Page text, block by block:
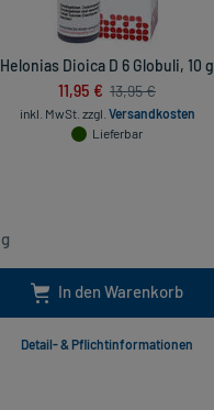
Helonias Dioica D 6 Globuli, 10 g
11,95 € 13,95 €
inkl. MwSt. zzgl. Versandkosten
Lieferbar
In den Warenkorb
Detail- & Pflichtinformationen